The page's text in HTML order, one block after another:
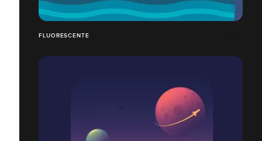
FLUORESCENTE